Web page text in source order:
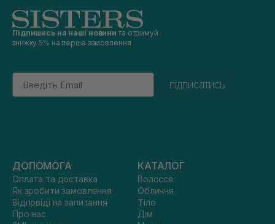
Підпишись на наші новини та отримуй
знижку 5% на перше замовлення
Email
підписатись
ДОПОМОГА
Оплата та доставка
Як зробити замовлення
Відповіді на запитання
Про нас
КАТАЛОГ
Волосся
Обличчя
Тіло
Дім